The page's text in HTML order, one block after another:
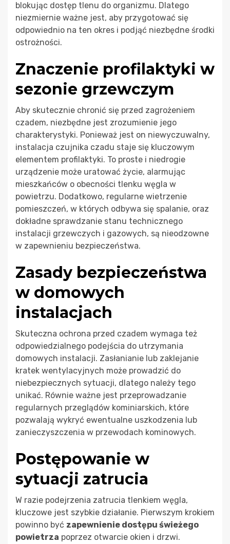
blokując dostęp tlenu do organizmu. Dlatego
niezmiernie ważne jest, aby przygotować się
odpowiednio na ten okres i podjąć niezbędne środki
ostrożności.
Znaczenie profilaktyki w
sezonie grzewczym
Aby skutecznie chronić się przed zagrożeniem
czadem, niezbędne jest zrozumienie jego
charakterystyki. Ponieważ jest on niewyczuwalny,
instalacja czujnika czadu staje się kluczowym
elementem profilaktyki. To proste i niedrogie
urządzenie może uratować życie, alarmując
mieszkańców o obecności tlenku węgla w
powietrzu. Dodatkowo, regularne wietrzenie
pomieszczeń, w których odbywa się spalanie, oraz
dokładne sprawdzanie stanu technicznego
instalacji grzewczych i gazowych, są nieodzowne
w zapewnieniu bezpieczeństwa.
Zasady bezpieczeństwa
w domowych
instalacjach
Skuteczna ochrona przed czadem wymaga też
odpowiedzialnego podejścia do utrzymania
domowych instalacji. Zasłanianie lub zaklejanie
kratek wentylacyjnych może prowadzić do
niebezpiecznych sytuacji, dlatego należy tego
unikać. Równie ważne jest przeprowadzanie
regularnych przeglądów kominiarskich, które
pozwalają wykryć ewentualne uszkodzenia lub
zanieczyszczenia w przewodach kominowych.
Postępowanie w
sytuacji zatrucia
W razie podejrzenia zatrucia tlenkiem węgla,
kluczowe jest szybkie działanie. Pierwszym krokiem
powinno być zapewnienie dostępu świeżego
powietrza poprzez otwarcie okien i drzwi.